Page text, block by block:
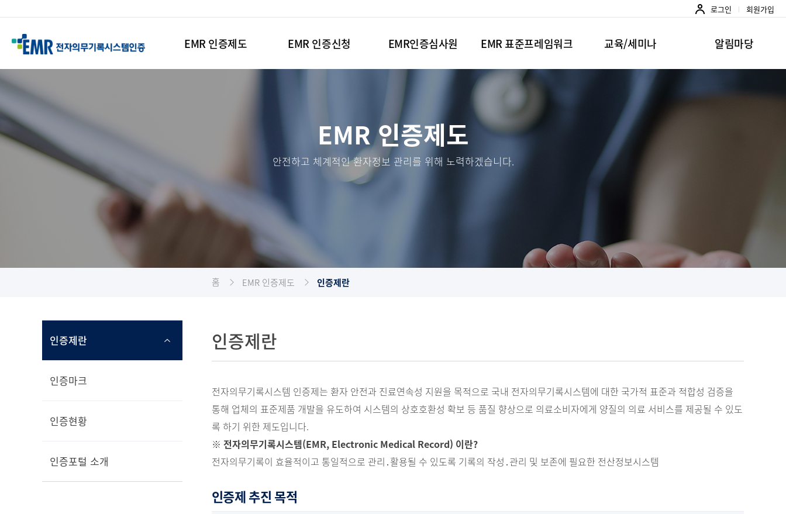
EMR 인증제도 EMR 인증신청 EMR인증심사원 EMR 표준프레임워크 교육/세미나 알림마당
로그인 회원가입
본
시
작
EMR 인증제도
안전하고 체계적인 환자정보 관리를 위해 노력하겠습니다.
인증제란
인증마크
인증현황
인증포털 소개
홈 EMR 인증제도 인증제란
인증제란
전자의무기록시스템 인증제는 환자 안전과 진료연속성 지원을 목적으로 국내 전자의무기록시스템에 대한 국가적 표준과 적합성 검증을
통해 업체의 표준제품 개발을 유도하여 시스템의 상호호환성 확보 등 품질 향상으로 의료소비자에게 양질의 의료 서비스를 제공될 수 있도
록 하기 위한 제도입니다.
※ 전자의무기록시스템(EMR, Electronic Medical Record) 이란?
전자의무기록이 효율적이고 통일적으로 관리․활용될 수 있도록 기록의 작성․관리 및 보존에 필요한 전산정보시스템
인증제 추진 목적